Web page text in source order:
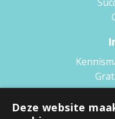
Deze website